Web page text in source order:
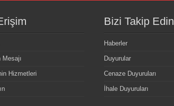
Mesajı
Hizmetleri
Bizi Takip Edin
Haberler
Duyurular
Cenaze Duyuruları
İhale Duyuruları